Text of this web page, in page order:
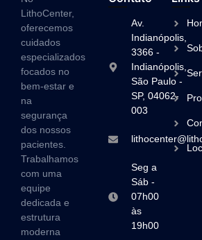
LithoCenter,
oferecemos
cuidados
especializados
focados no
bem-estar e
na
segurança
dos nossos
pacientes.
Trabalhamos
com uma
equipe
dedicada e
estrutura
moderna
Av.
Indianópolis,
3366 -
Indianópolis,
São Paulo -
SP, 04062-
003
Seg a
Sáb -
07h00
às
19h00